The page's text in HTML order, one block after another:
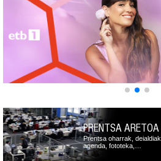
PRENTSA ARETOA
Prentsa oharrak, deialdiak,
agenda, fototeka,…